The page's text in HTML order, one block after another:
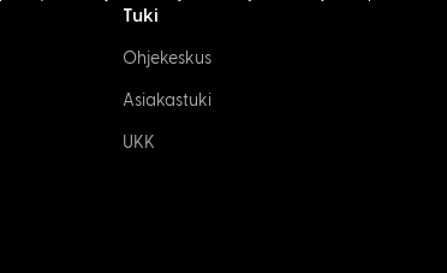
Tuki
Ohjekeskus
Asiakastuki
UKK